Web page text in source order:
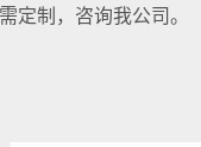
定制，咨询我公司。